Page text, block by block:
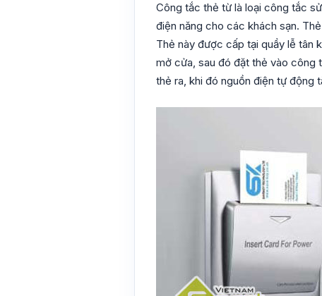
Công tắc thẻ từ là loại công tắc
điện năng cho các khách sạn.
Thẻ này được cấp tại quầy lễ tân
mở cửa, sau đó đặt thẻ vào công
thẻ ra, khi đó nguồn điện tự động